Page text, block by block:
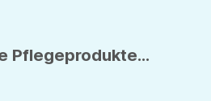
Pflegeprodukte...